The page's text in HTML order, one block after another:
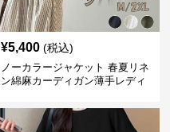
¥5,400 (税込)
ノーカラージャケット 春夏リネ
ン綿麻カーディガン薄手レディ